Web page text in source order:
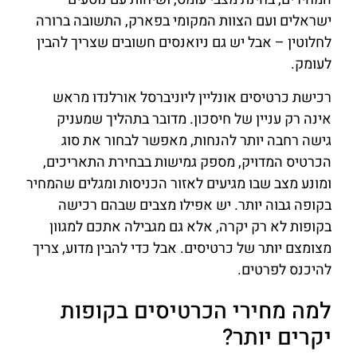
ישראלים ועם הצוות המקומי בפארק, התשובה ברורה
לחלוטין – אבל יש גם ניואנסים חשובים שצריך להבין
לעומק.
רכישת כרטיסים אונליין ליוניברסל אורלנדו מראש
אינה רק עניין של חיסכון. מדובר בתהליך שמעניק
גישה רחבה יותר להנחות, מאפשר לבחור את סוג
הכרטיס המדויק, מספק גמישות בבחירת התאריכים,
ומונע מצב שבו מגיעים לאזור הכניסות ומגלים שהמחיר
בקופה גבוה יותר. יש אפילו מצבים שבהם רכישה
בקופות לא רק יקרה, אלא גם מגבילה אתכם למגוון
מצומצם יותר של כרטיסים. אבל כדי להבין מדוע, צריך
להיכנס לפרטים.
למה מחירי הכרטיסים בקופות
יקרים יותר?